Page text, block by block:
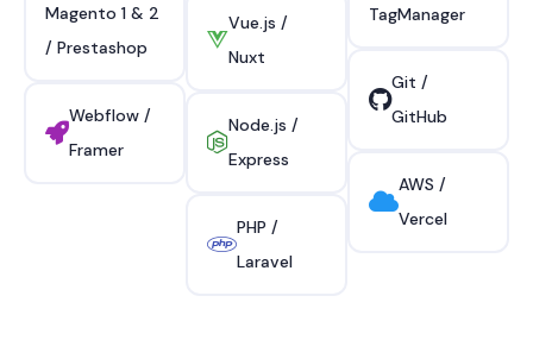
Magento 1 & 2
/ Prestashop
Webflow /
Framer
Vue.js /
Nuxt
Node.js /
Express
PHP /
Laravel
TagManager
Git /
GitHub
AWS /
Vercel